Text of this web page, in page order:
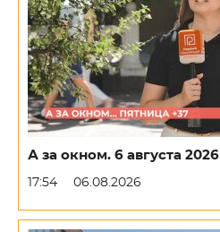
А за окном. 6 августа 2026
17:54 06.08.2026